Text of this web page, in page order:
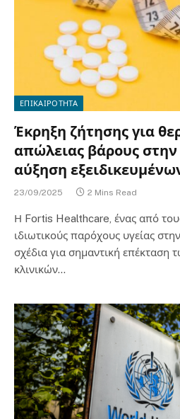
ΕΠΙΚΑΙΡΟΤΗΤΑ
Έκρηξη ζήτησης για
απώλειας βάρους στην
αύξηση
23/09/2025 2 Mins Read
Η Fortis Healthcare, ένας από
ιδιωτικούς παρόχους υγείας
σχέδια για σημαντική επέκταση
κλινικών…